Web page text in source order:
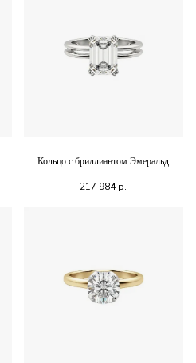
Кольцо с бриллиантом Эмеральд
217 984р.